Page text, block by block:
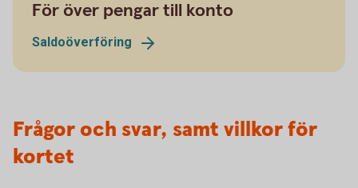
För över pengar till konto
Saldoöverföring
Frågor och svar, samt villkor för
kortet